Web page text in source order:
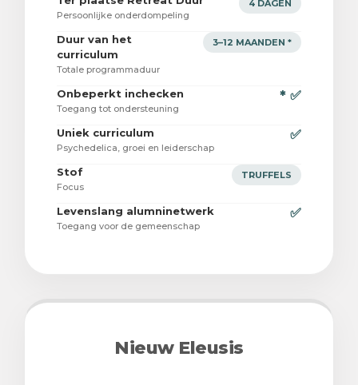
Persoonlijke onderdompeling
4 DAGEN
Duur van het
curriculum
Totale programmaduur
3–12 MAANDEN *
Onbeperkt inchecken
Toegang tot ondersteuning
* ✅
Uniek curriculum
Psychedelica, groei en leiderschap
✅
Stof
Focus
TRUFFELS
Levenslang alumninetwerk
Toegang voor de gemeenschap
✅
Nieuw Eleusis